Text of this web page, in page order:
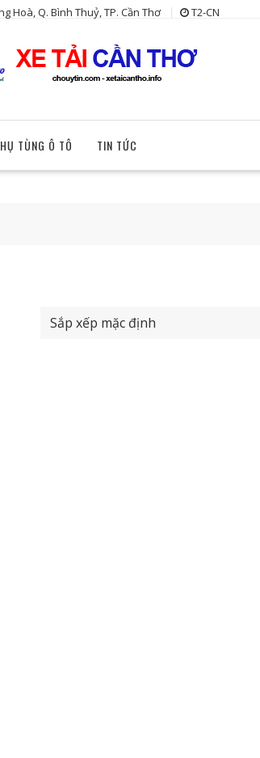
Hoà, Q. Bình Thuỷ, TP. Cần Thơ T2-CN
TÙNG Ô TÔ TIN TỨC